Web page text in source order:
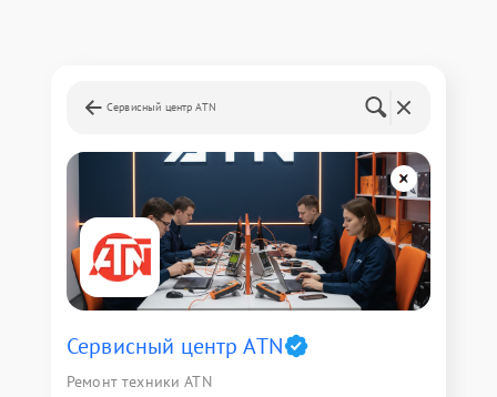
Сервисный центр ATN
Сервисный центр ATN
Ремонт техники ATN